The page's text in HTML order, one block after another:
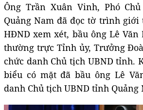
Ông Trần Xuân Vinh, Phó
Quảng Nam đã đọc tờ trình giới
HĐND xem xét, bầu ông Lê Văn
thường trực Tỉnh ủy, Trưởng
chức danh Chủ tịch UBND tỉnh.
biểu có mặt đã bầu ông Lê
danh Chủ tịch UBND tỉnh Quảng